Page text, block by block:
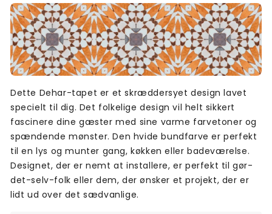
Dette Dehar-tapet er et skræddersyet design lavet
specielt til dig. Det folkelige design vil helt sikkert
fascinere dine gæster med sine varme farvetoner og
spændende mønster. Den hvide bundfarve er perfekt
til en lys og munter gang, køkken eller badeværelse.
Designet, der er nemt at installere, er perfekt til gør-
det-selv-folk eller dem, der ønsker et projekt, der er
lidt ud over det sædvanlige.